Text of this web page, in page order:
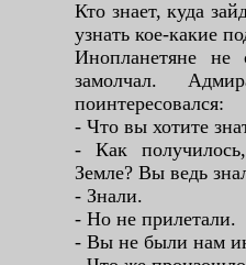
Кто знает, куда
узнать кое-какие
Инопланетяне не
замолчал.
поинтересовался:
- Что вы хотите
- Как
Земле? Вы ведь
- Знали.
- Но не прилетали.
- Вы не были нам